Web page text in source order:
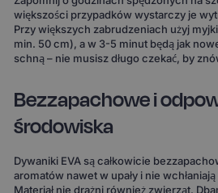
większości przypadków wystarczy je
Przy większych zabrudzeniach użyj
min. 50 cm), a w 3-5 minut będą jak
schną – nie musisz długo czekać, by
Bezzapachowe i
środowiska
Dywaniki EVA są całkowicie
aromatów nawet w upały i nie
Materiał nie drażni również zwierząt.